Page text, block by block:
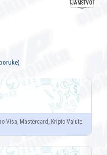
JAMSTVO
Visa, Mastercard, Kripto Valute